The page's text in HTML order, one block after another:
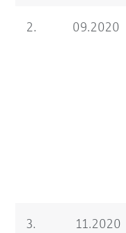
2. 09.2020
3. 11.2020